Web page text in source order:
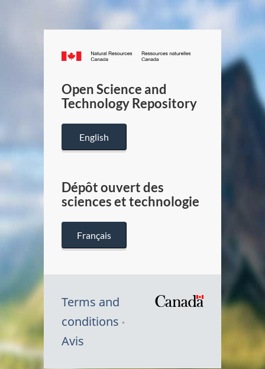
Canada.ca
/
Canada
Open Science and
Technology Repository
English
Dépôt ouvert des
sciences et technologie
Français
Terms and
conditions
Avis